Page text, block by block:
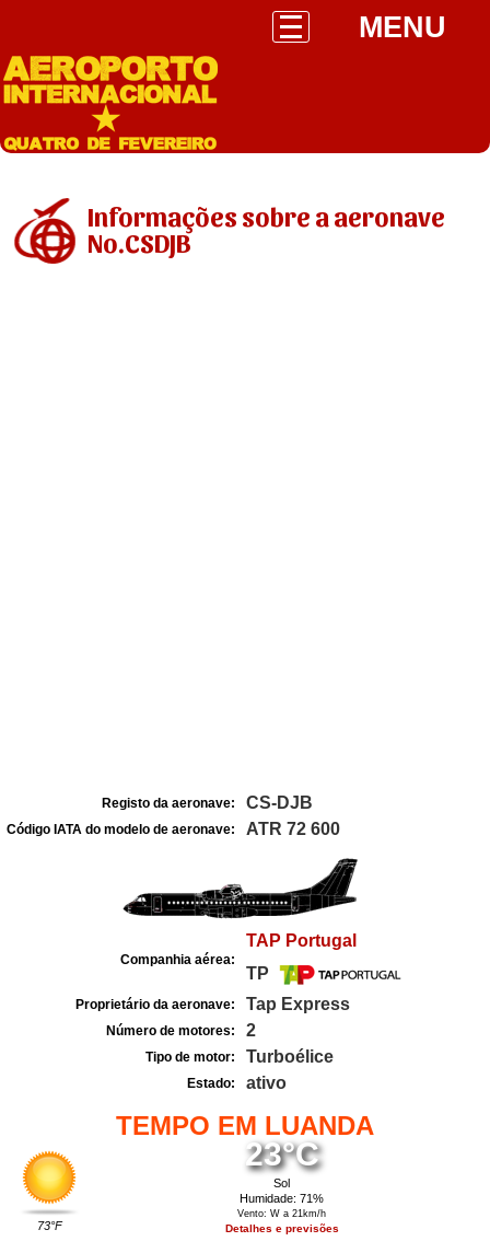
MENU
Informações sobre a aeronave
No.CSDJB
Registo da aeronave: CS-DJB
Código IATA do modelo de aeronave: ATR 72 600
Companhia aérea:
TAP Portugal
TP
Proprietário da aeronave: Tap Express
Número de motores: 2
Tipo de motor: Turboélice
Estado: ativo
TEMPO EM LUANDA
73°F
23°C
Sol
Humidade: 71%
Vento: W a 21km/h
Detalhes e previsões